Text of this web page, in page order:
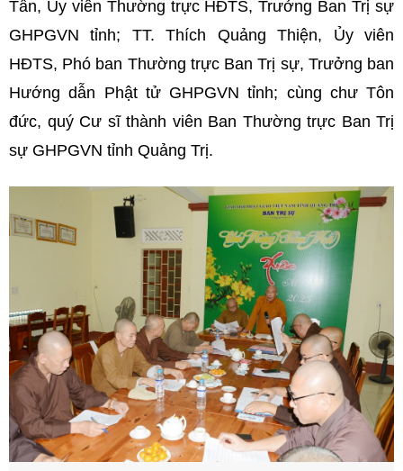
Tấn, Ủy viên Thường trực HĐTS, Trưởng Ban Trị sự
GHPGVN tỉnh; TT. Thích Quảng Thiện, Ủy viên
HĐTS, Phó ban Thường trực Ban Trị sự, Trưởng ban
Hướng dẫn Phật tử GHPGVN tỉnh; cùng chư Tôn
đức, quý Cư sĩ thành viên Ban Thường trực Ban Trị
sự GHPGVN tỉnh Quảng Trị.